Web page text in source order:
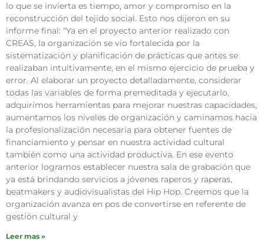
lo que se invierta es tiempo, amor y compromiso en la
reconstrucción del tejido social. Esto nos dijeron en su
informe final: “Ya en el proyecto anterior realizado con
CREAS, la organización se vio fortalecida por la
sistematización y planificación de prácticas que antes se
realizaban intuitivamente, en el mismo ejercicio de prueba y
error. Al elaborar un proyecto detalladamente, considerar
todas las variables de forma premeditada y ejecutarlo,
adquirimos herramientas para mejorar nuestras capacidades,
aumentamos los niveles de organización y caminamos hacia
la profesionalización necesaria para obtener fuentes de
financiamiento y pensar en nuestra actividad cultural
también como una actividad productiva. En ese evento
anterior logramos establecer nuestra sala de grabación que
ya está brindando servicios a jóvenes raperos y raperas,
beatmakers y audiovisualistas del Hip Hop. Creemos que la
organización avanza en pos de convertirse en referente de
gestión cultural y
Leer mas »